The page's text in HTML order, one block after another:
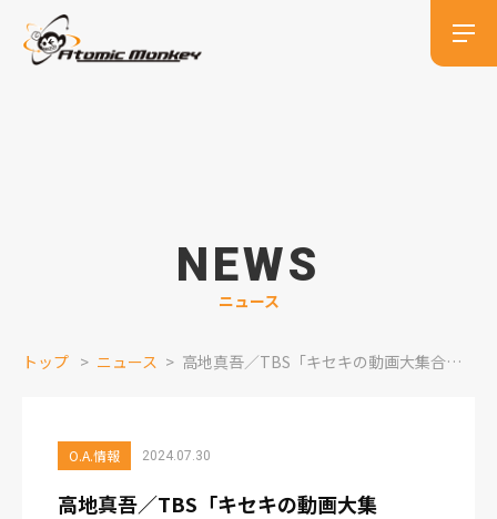
NEWS
ニュース
トップ ニュース 高地真吾／TBS「キセキの動画大集合！“神”映像グランプリ」ナレーション出演情報
O.A.情報 2024.07.30
高地真吾／TBS「キセキの動画大集